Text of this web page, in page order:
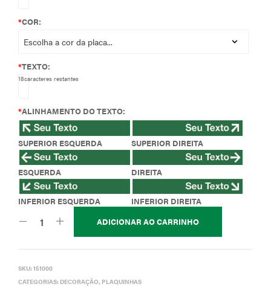
*COR:
*TEXTO:
18caracteres restantes
*ALINHAMENTO DO TEXTO:
SUPERIOR ESQUERDA SUPERIOR DIREITA
ESQUERDA DIREITA
INFERIOR ESQUERDA
INFERIOR DIREITA
ADICIONAR AO CARRINHO
SKU: 151000
CATEGORIAS: DECORAÇÃO, PLAQUINHAS